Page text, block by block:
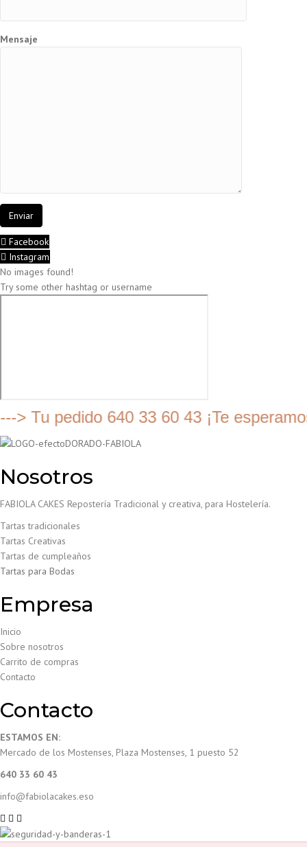
Mensaje
Facebook
Instagram
No images found!
Try some other hashtag or username
Tu pedido 640 33 60 43 ¡Te
Nosotros
FABIOLA CAKES Repostería Tradicional y creativa, para Hostelería.
Tartas tradicionales
Tartas Creativas
Tartas de cumpleaños
Tartas para Bodas
Empresa
Inicio
Sobre nosotros
Carrito de compras
Contacto
Contacto
ESTAMOS EN:
Mercado de los Mostenses, Plaza Mostenses, 1 puesto 52
640 33 60 43
info@fabiolacakes.eso